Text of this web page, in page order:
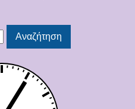
Αναζήτηση